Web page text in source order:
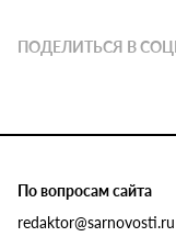
ПОДЕЛИТЬСЯ В
По вопросам сайта
redaktor@sarnovosti.ru